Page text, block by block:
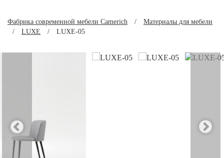
Фабрика современной мебели Camerich /
Материалы для мебели
/
LUXE / LUXE-05